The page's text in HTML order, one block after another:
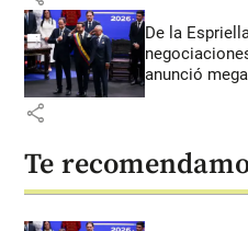
De la
anunció
share
Te